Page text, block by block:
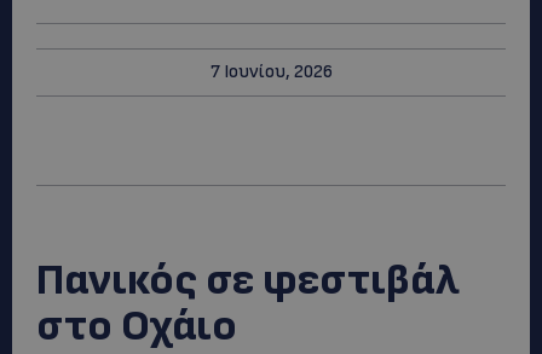
7 Ιουνίου, 2026
Πανικός σε φεστιβάλ
στο Οχάιο